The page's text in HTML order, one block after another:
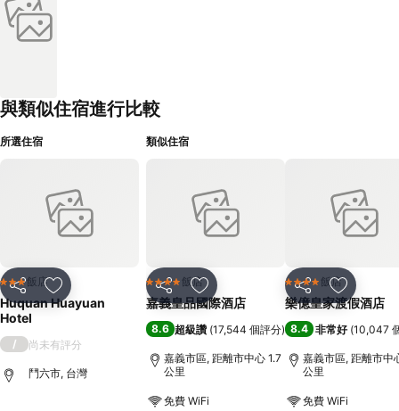
與類似住宿進行比較
所選住宿
分享 加入我的最愛
3 星級飯店
Huquan Huayuan
Hotel
/ 尚未有評分
鬥六市, 台灣
類似住宿
分享 加入我的最愛
4 星級 飯店
嘉義皇品國際酒店
8.6 超級讚 (17,544 個評分)
嘉義市區, 距離市中心 1.7
公里
免費 WiFi
分享 加入我的
4 星級 飯店
樂億皇家渡假酒店
8.4 非常好 (10,047
嘉義市區, 距離市中
公里
免費 WiFi